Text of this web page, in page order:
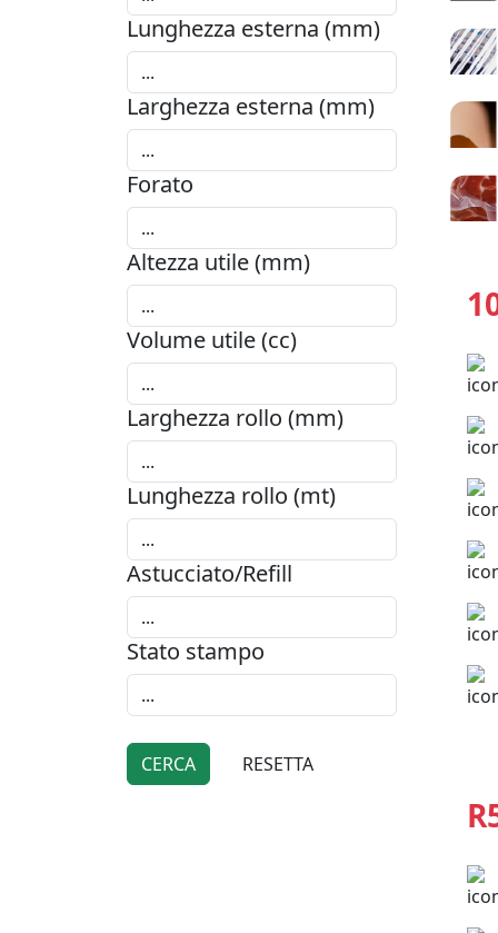
Lunghezza esterna (mm)
Larghezza esterna (mm)
Forato
Altezza utile (mm)
Volume utile (cc)
Larghezza rollo (mm)
Lunghezza rollo (mt)
Astucciato/Refill
Stato stampo